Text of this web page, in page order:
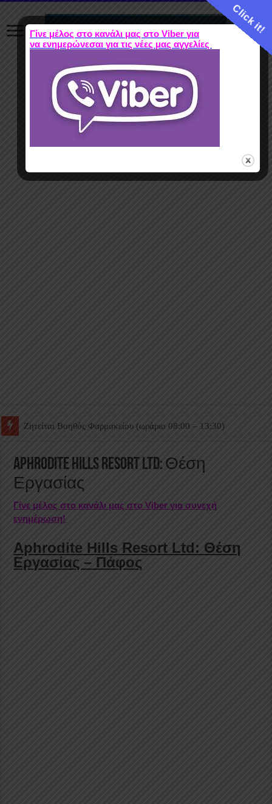
Ζητείται Βοηθός Θαλάμου
Aphrodite Hills Resort Ltd: Θέση
Εργασίας
Γίνε μέλος στο κανάλι μας στο Viber για συνεχή
ενημέρωση!
Aphrodite Hills Resort Ltd: Θέση
Εργασίας – Πάφος
Click it!
Γίνε μέλος στο κανάλι μας στο Viber για
να ενημερώνεσαι για τις νέες μας αγγελίες